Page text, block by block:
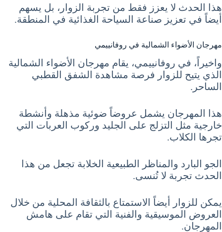
هذا الحدث لا يعزز فقط من تجربة الزوار، بل يسهم
أيضاً في تعزيز صناعة السياحة الغذائية في المنطقة.
مهرجان الأضواء الشمالية في روفانييمي
واخيراً، في روفانييمي، يقام مهرجان الأضواء الشمالية
الذي يتيح للزوار فرصة مشاهدة الشفق القطبي
الساحر.
هذا المهرجان يشمل عروضاً ضوئية مذهلة وأنشطة
خارجية مثل التزلج على الجليد وركوب العربات التي
تجرها الكلاب.
الجو البارد والمناظر الطبيعية الخلابة تجعل من هذا
الحدث تجربة لا تُنسى.
يمكن للزوار أيضاً الاستمتاع بالثقافة المحلية من خلال
العروض الموسيقية والفنية التي تقام على هامش
المهرجان.